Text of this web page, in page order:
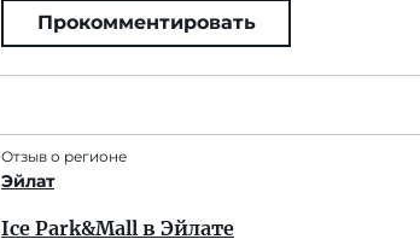
Прокомментировать
Отзыв о регионе
Эйлат
Ice Park&Mall в Эйлате